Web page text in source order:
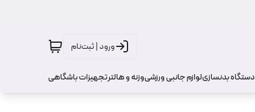
ورود | ثبت‌نام
دستگاه بدنسازیلوازم جانبی ورزشیوزنه و هالترتجهیزات باشگاهی